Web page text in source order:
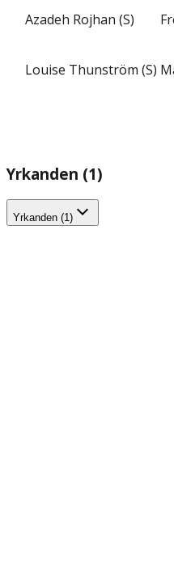
Azadeh Rojhan (S)
Louise Thunström (S)
Yrkanden (1)
Yrkanden (1)